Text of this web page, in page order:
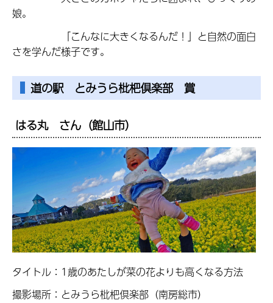
娘。
「こんなに大きくなるんだ！」と自然の面白
さを学んだ様子です。
道の駅 とみうら枇杷倶楽部 賞
はる丸 さん（館山市）
タイトル：1歳のあたしが菜の花よりも高くなる方法
撮影場所：とみうら枇杷倶楽部（南房総市）